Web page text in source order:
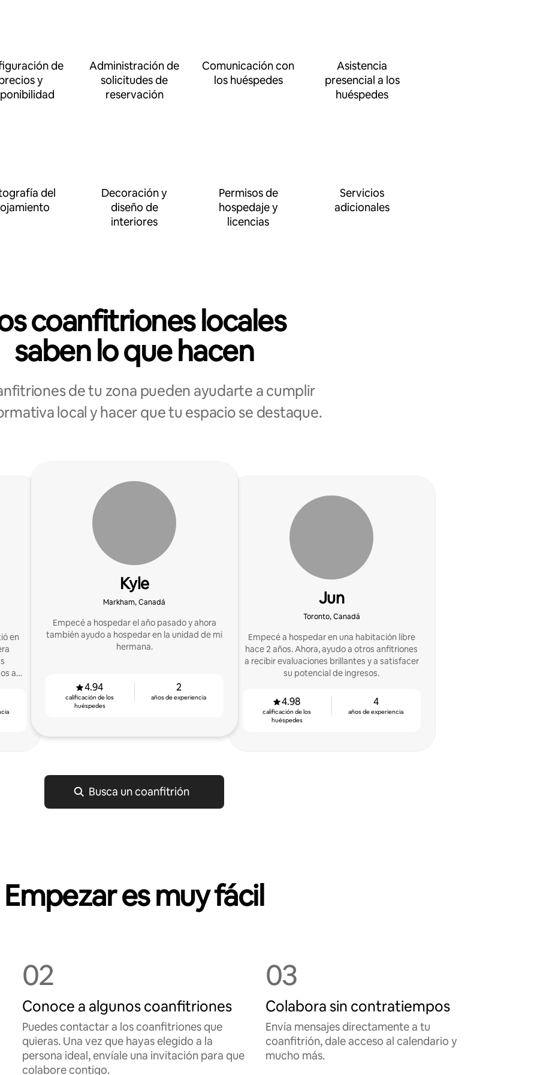
de
y
Administración de
solicitudes de
reservación
Comunicación con
los huéspedes
Asistencia
presencial a los
huéspedes
del
Decoración y
diseño de
interiores
Permisos de
hospedaje y
licencias
Servicios
adicionales
coanfitriones locales
saben lo que hacen
de tu zona pueden ayudarte a cumplir
local y hacer que tu espacio se destaque.
en
a
Kyle
Markham, Canadá
Empecé a hospedar el año pasado y ahora
también ayudo a hospedar en la unidad de mi
hermana.
4.94
calificación de los
huéspedes
2
años de experiencia
Jun
Toronto, Canadá
Empecé a hospedar en una habitación libre
hace 2 años. Ahora, ayudo a otros anfitriones
a recibir evaluaciones brillantes y a satisfacer
su potencial de ingresos.
4.98
calificación de los
huéspedes
4
años de experiencia
Busca un coanfitrión
Empezar es muy fácil
02
Conoce a algunos coanfitriones
Puedes contactar a los coanfitriones que
quieras. Una vez que hayas elegido a la
persona ideal, envíale una invitación para que
colabore contigo.
03
Colabora sin contratiempos
Envía mensajes directamente a tu
coanfitrión, dale acceso al calendario y
mucho más.